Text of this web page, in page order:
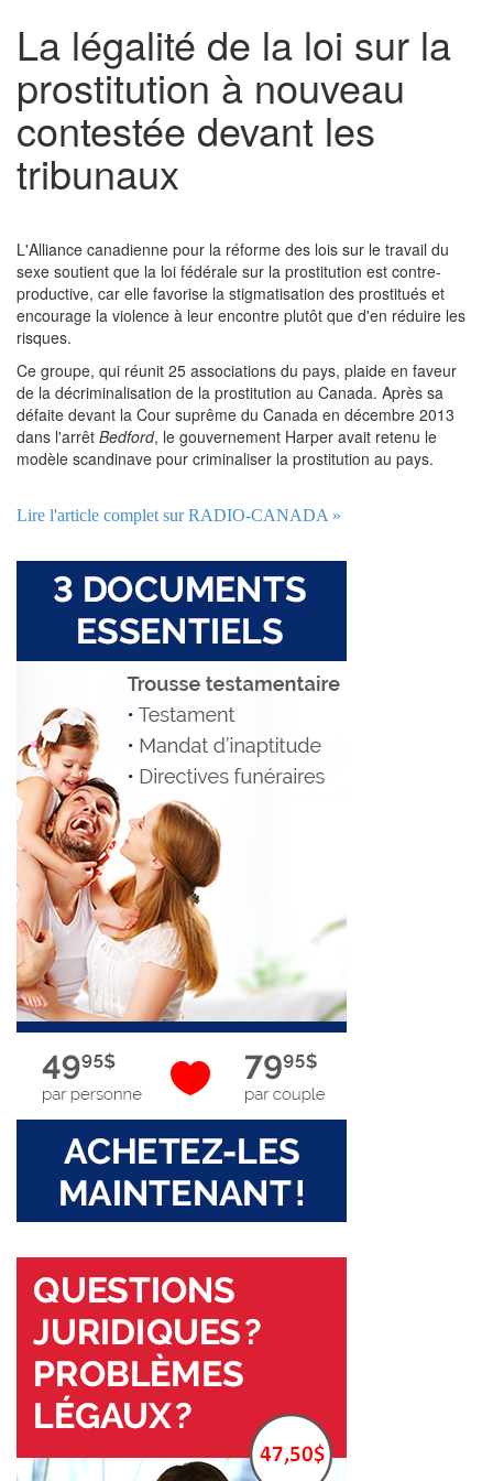
La légalité de la loi sur la
prostitution à nouveau
contestée devant les
tribunaux
L'Alliance canadienne pour la réforme des lois sur le travail du
sexe soutient que la loi fédérale sur la prostitution est contre-
productive, car elle favorise la stigmatisation des prostitués et
encourage la violence à leur encontre plutôt que d'en réduire les
risques.
Ce groupe, qui réunit 25 associations du pays, plaide en faveur
de la décriminalisation de la prostitution au Canada. Après sa
défaite devant la Cour suprême du Canada en décembre 2013
dans l'arrêt Bedford, le gouvernement Harper avait retenu le
modèle scandinave pour criminaliser la prostitution au pays.
Lire l'article complet sur RADIO-CANADA »